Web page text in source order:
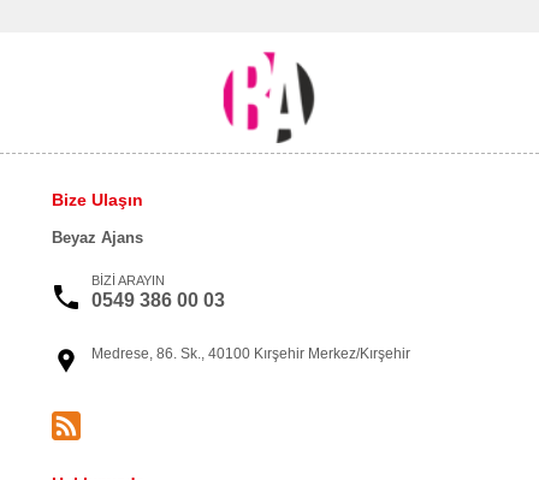
Bize Ulaşın
Beyaz Ajans
BİZİ ARAYIN
0549 386 00 03
Medrese, 86. Sk., 40100 Kırşehir Merkez/Kırşehir